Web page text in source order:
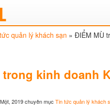
quản lý khách sạn » ĐIỂM MÙ
kinh doanh
2019chuyên mục Tin tức quản lý khách